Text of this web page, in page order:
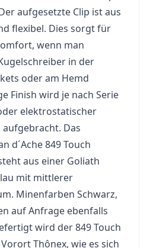
aufgesetzte Clip ist aus
flexibel. Dies sorgt für
wenn man
in der
oder am Hemd
Finish wird je nach Serie
elektrostatischer
Das
d´Ache 849 Touch
aus einer Goliath
mit mittlerer
Minenfarben Schwarz,
auf Anfrage ebenfalls
wird der 849 Touch
Thônex, wie es sich